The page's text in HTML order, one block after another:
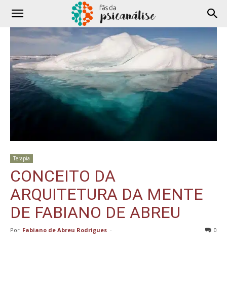
Terapia
CONCEITO DA
ARQUITETURA DA MENTE
DE FABIANO DE ABREU
Por Fabiano de Abreu Rodrigues - 0